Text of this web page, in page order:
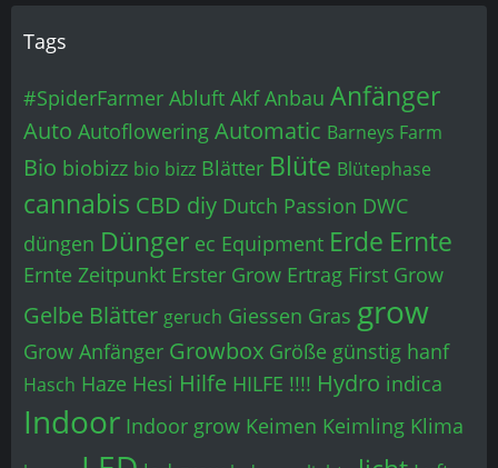
Tags
#SpiderFarmer Abluft Akf Anbau Anfänger
Auto Autoflowering Automatic Barneys Farm
Bio biobizz bio bizz Blätter Blüte Blütephase
cannabis CBD diy Dutch Passion DWC
düngen Dünger ec Equipment Erde Ernte
Ernte Zeitpunkt Erster Grow Ertrag First Grow
Gelbe Blätter geruch Giessen Gras grow
Grow Anfänger Growbox Größe günstig hanf
Hasch Haze Hesi Hilfe HILFE !!!! Hydro indica
Indoor Indoor grow Keimen Keimling Klima